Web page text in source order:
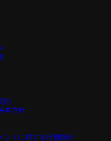
約
本方針
ントに対する行動指針